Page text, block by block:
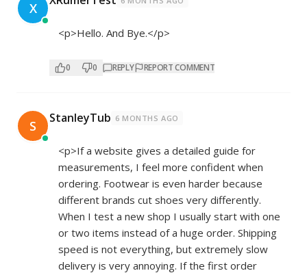
X
<p>Hello. And Bye.</p>
0 0 REPLY REPORT COMMENT
S StanleyTub 6 MONTHS AGO
<p>If a website gives a detailed guide for
measurements, I feel more confident when
ordering. Footwear is even harder because
different brands cut shoes very differently.
When I test a new shop I usually start with one
or two items instead of a huge order. Shipping
speed is not everything, but extremely slow
delivery is very annoying. If the first order